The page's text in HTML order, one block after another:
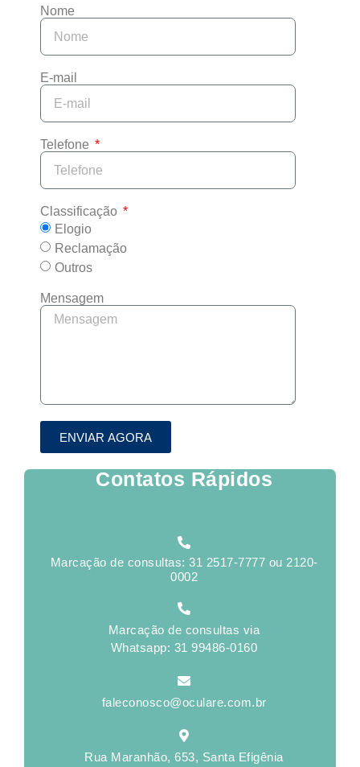
Nome
E-mail
Telefone
Classificação
Elogio
Reclamação
Outros
Mensagem
ENVIAR AGORA
Contatos Rápidos
Marcação de consultas: 31 2517-7777 ou 2120-
0002
Marcação de consultas via
Whatsapp: 31 99486-0160
faleconosco@oculare.com.br
Rua Maranhão, 653, Santa Efigênia